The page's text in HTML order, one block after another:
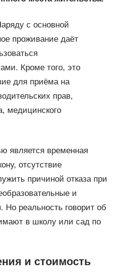
с основной
проживание даёт
Кроме того, это
для приёма на
прав,
медицинского
является временная
отсутствие
причиной отказа при
и
реальность говорит об
в школу или сад по
и стоимость